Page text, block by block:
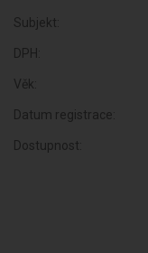
Subjekt:
DPH:
Věk:
Datum registrace:
Dostupnost: